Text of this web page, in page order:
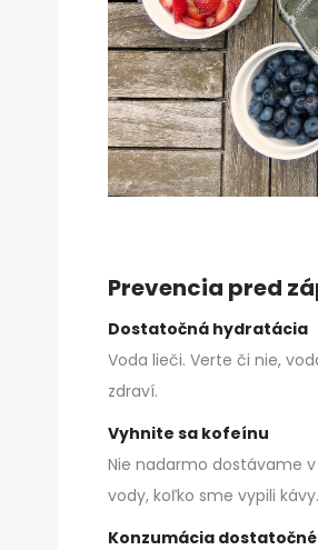
Prevencia pred
Dostatočná hydratácia
Voda lieči. Verte či nie,
zdraví.
Vyhnite sa kofeínu
Nie nadarmo dostávame
vody, koľko sme vypili kávy.
Konzumácia